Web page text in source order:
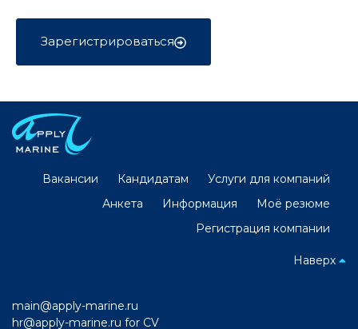
Зарегистрироваться
Вакансии Кандидатам
Услуги для компаний
Анкета
Информация
Моё резюме
Регистрация компании
Наверх
main@apply-marine.ru
hr@apply-marine.ru for CV